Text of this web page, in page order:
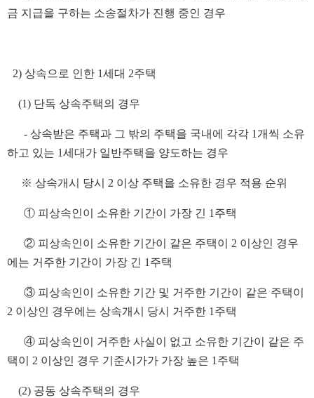
금 지급을 구하는 소송절차가 진행 중인 경우
2) 상속으로 인한 1세대 2주택
(1) 단독 상속주택의 경우
- 상속받은 주택과 그 밖의 주택을 국내에 각각 1개씩 소유
하고 있는 1세대가 일반주택을 양도하는 경우
※ 상속개시 당시 2 이상 주택을 소유한 경우 적용 순위
① 피상속인이 소유한 기간이 가장 긴 1주택
② 피상속인이 소유한 기간이 같은 주택이 2 이상인 경우
에는 거주한 기간이 가장 긴 1주택
③ 피상속인이 소유한 기간 및 거주한 기간이 같은 주택이
2 이상인 경우에는 상속개시 당시 거주한 1주택
④ 피상속인이 거주한 사실이 없고 소유한 기간이 같은 주
택이 2 이상인 경우 기준시가가 가장 높은 1주택
(2) 공동 상속주택의 경우